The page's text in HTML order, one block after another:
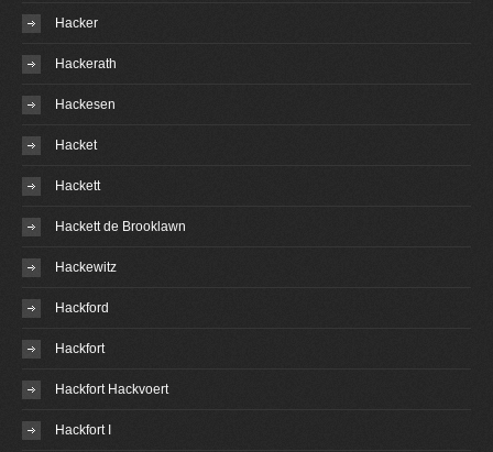
Hacker
Hackerath
Hackesen
Hacket
Hackett
Hackett de Brooklawn
Hackewitz
Hackford
Hackfort
Hackfort Hackvoert
Hackfort I